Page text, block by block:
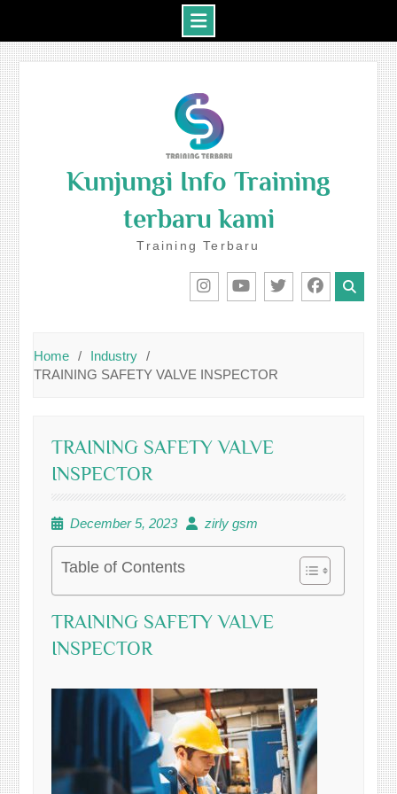
Kunjungi Info Training
terbaru kami
Training Terbaru
Home
Industry
TRAINING SAFETY VALVE INSPECTOR
TRAINING SAFETY VALVE
INSPECTOR
December 5, 2023 zirly gsm
Table of Contents
TRAINING SAFETY VALVE
INSPECTOR